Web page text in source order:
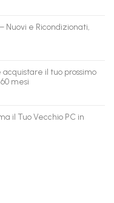
Nuovi e Ricondizionati,
il tuo prossimo
mesi
il Tuo Vecchio PC in